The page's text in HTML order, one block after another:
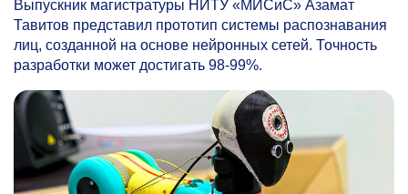
Выпускник магистратуры НИТУ «МИСиС» Азамат
Тавитов представил прототип системы распознавания
лиц, созданной на основе нейронных сетей. Точность
разработки может достигать 98-99%.